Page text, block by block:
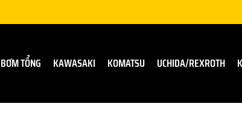
BƠM TỔNG KAWASAKI KOMATSU UCHIDA/REXROTH